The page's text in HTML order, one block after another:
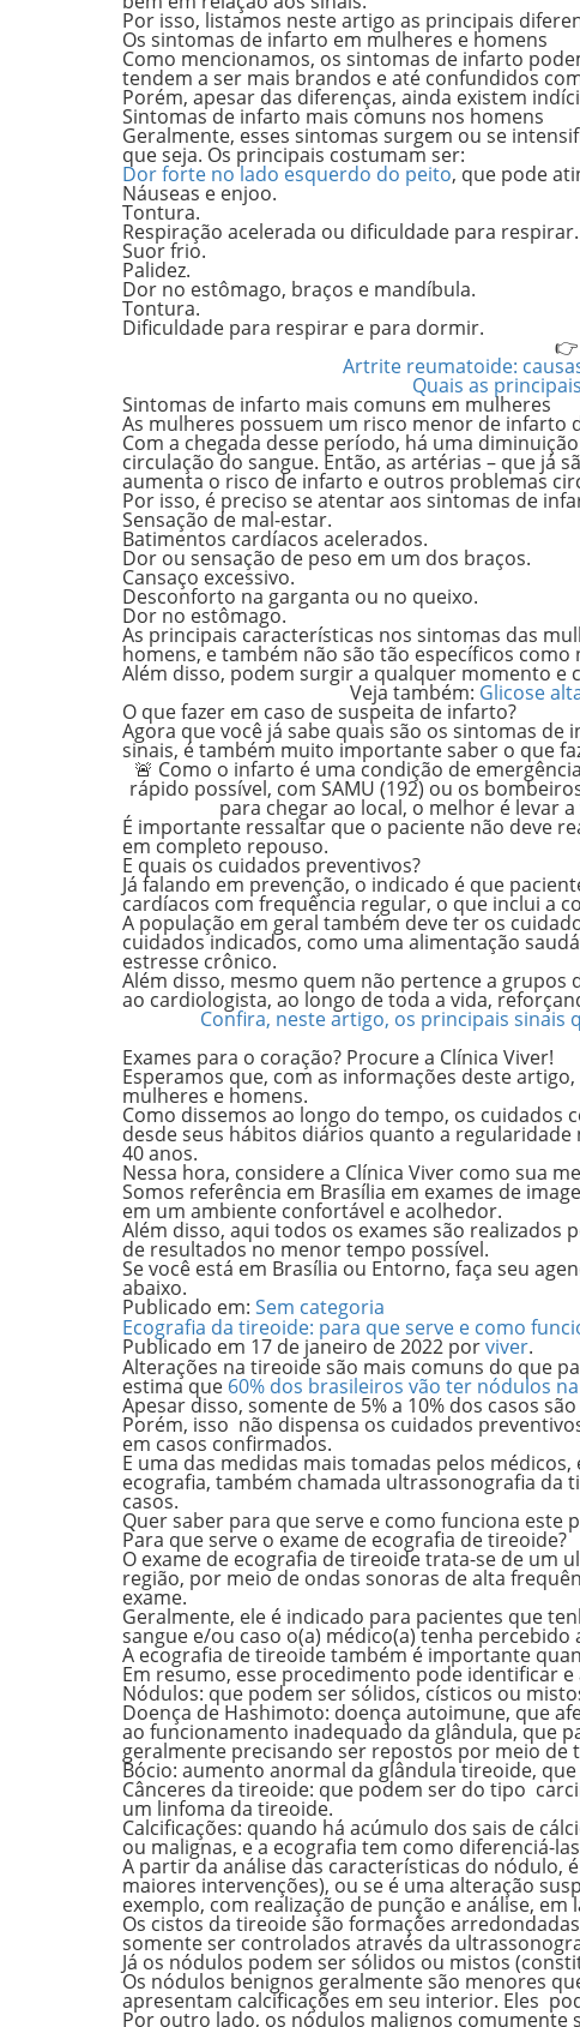
Por isso, listamos neste artigo as principais
Os sintomas de infarto em mulheres e homens
Como mencionamos, os sintomas de infarto
tendem a ser mais brandos e até confundidos
Porém, apesar das diferenças, ainda existem
Sintomas de infarto mais comuns nos homens
Geralmente, esses sintomas surgem ou se
que seja. Os principais costumam ser:
Dor forte no lado esquerdo do peito, que pode
Náuseas e enjoo.
Tontura.
Respiração acelerada ou dificuldade para respirar.
Suor frio.
Palidez.
Dor no estômago, braços e mandíbula.
Tontura.
Dificuldade para respirar e para dormir.
👉
Artrite reumatoide:
Quais as
Sintomas de infarto mais comuns em mulheres
As mulheres possuem um risco menor de infarto
Com a chegada desse período, há uma
circulação do sangue. Então, as artérias – que já
aumenta o risco de infarto e outros problemas
Por isso, é preciso se atentar aos sintomas de
Sensação de mal-estar.
Batimentos cardíacos acelerados.
Dor ou sensação de peso em um dos braços.
Cansaço excessivo.
Desconforto na garganta ou no queixo.
Dor no estômago.
As principais características nos sintomas das
homens, e também não são tão específicos como
Além disso, podem surgir a qualquer momento e
Veja também: Glicose
O que fazer em caso de suspeita de infarto?
Agora que você já sabe quais são os sintomas
sinais, é também muito importante saber o que
🚨 Como o infarto é uma condição de
rápido possível, com SAMU (192) ou os
para chegar ao local, o melhor é levar
É importante ressaltar que o paciente não deve
em completo repouso.
E quais os cuidados preventivos?
Já falando em prevenção, o indicado é que
cardíacos com frequência regular, o que inclui a
A população em geral também deve ter os
cuidados indicados, como uma alimentação
estresse crônico.
Além disso, mesmo quem não pertence a grupos
ao cardiologista, ao longo de toda a vida,
Confira, neste artigo, os principais
Exames para o coração? Procure a Clínica Viver!
Esperamos que, com as informações deste
mulheres e homens.
Como dissemos ao longo do tempo, os cuidados
desde seus hábitos diários quanto a
40 anos.
Nessa hora, considere a Clínica Viver como sua
Somos referência em Brasília em exames de
em um ambiente confortável e acolhedor.
Além disso, aqui todos os exames são realizados
de resultados no menor tempo possível.
Se você está em Brasília ou Entorno, faça seu
abaixo.
Publicado em: Sem categoria
Ecografia da tireoide: para que serve e como
Publicado em 17 de janeiro de 2022 porviver.
Alterações na tireoide são mais comuns do que
estima que 60% dos brasileiros vão ter nódulos
Apesar disso, somente de 5% a 10% dos casos
Porém, isso não dispensa os cuidados
em casos confirmados.
E uma das medidas mais tomadas pelos
ecografia, também chamada ultrassonografia da
casos.
Quer saber para que serve e como funciona este
Para que serve o exame de ecografia de tireoide?
O exame de ecografia de tireoide trata-se de um
região, por meio de ondas sonoras de alta
exame.
Geralmente, ele é indicado para pacientes que
sangue e/ou caso o(a) médico(a) tenha percebido
A ecografia de tireoide também é importante
Em resumo, esse procedimento pode identificar
Nódulos: que podem ser sólidos, císticos ou
Doença de Hashimoto: doença autoimune, que
ao funcionamento inadequado da glândula, que
geralmente precisando ser repostos por meio de
Bócio: aumento anormal da glândula tireoide,
Cânceres da tireoide: que podem ser do tipo
um linfoma da tireoide.
Calcificações: quando há acúmulo dos sais de
ou malignas, e a ecografia tem como diferenciá-
A partir da análise das características do nódulo,
maiores intervenções), ou se é uma alteração
exemplo, com realização de punção e análise,
Os cistos da tireoidesão formações
somente ser controlados através da
Já os nódulos podem sersólidos ou mistos
Os nódulos benignos geralmente são menores
apresentam calcificações em seu interior. Eles
Por outro lado, os nódulos malignos comumente